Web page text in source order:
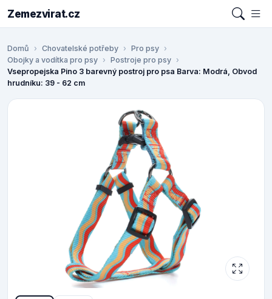
Zemezvirat.cz
Domů Chovatelské potřeby
Pro psy
Obojky a vodítka pro psy
Postroje pro psy
Vsepropejska Pino 3 barevný postroj pro psa Barva: Modrá, Obvod
hrudníku: 39 - 62 cm